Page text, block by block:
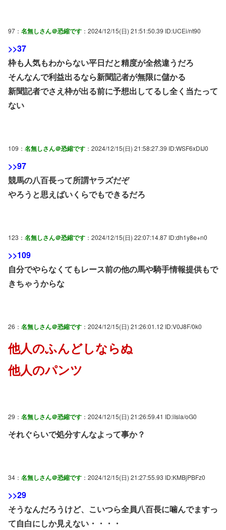
97： 名無しさん＠恐縮です ：2024/12/15(日) 21:51:50.39 ID:UCEi/nt90
>>37
枠も人気もわからない平日だと精度が全然違うだろ
そんなんで利益出るなら新聞記者が無限に儲かる
新聞記者でさえ枠が出る前に予想出してるし全く当たって
ない
109： 名無しさん＠恐縮です ：2024/12/15(日) 21:58:27.39 ID:WSF6xDIJ0
>>97
競馬の八百長って所謂ヤラズだぞ
やろうと思えばいくらでもできるだろ
123： 名無しさん＠恐縮です ：2024/12/15(日) 22:07:14.87 ID:dh1y8e+n0
>>109
自分でやらなくてもレース前の他の馬や騎手情報提供もで
きちゃうからな
26： 名無しさん＠恐縮です ：2024/12/15(日) 21:26:01.12 ID:V0J8F/0k0
他人のふんどしならぬ
他人のパンツ
29： 名無しさん＠恐縮です ：2024/12/15(日) 21:26:59.41 ID:iIsla/oG0
それぐらいで処分すんなよって事か？
34： 名無しさん＠恐縮です ：2024/12/15(日) 21:27:55.93 ID:KMBjPBFz0
>>29
そうなんだろうけど、こいつら全員八百長に噛んでますっ
て自白にしか見えない・・・・